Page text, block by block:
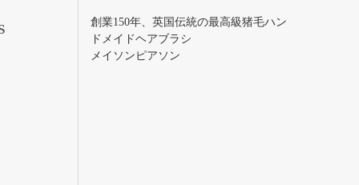
創業150年、英国伝統の最高級猪毛ハン
ドメイドヘアブラシ
メイソンピアソン